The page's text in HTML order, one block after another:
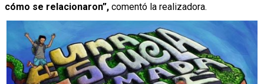
cómo se relacionaron”, comentó la realizadora.